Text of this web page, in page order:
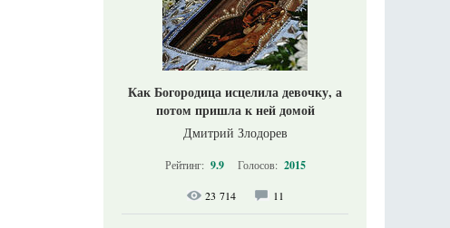
Как Богородица исцелила девочку, а
потом пришла к ней домой
Дмитрий Злодорев
Рейтинг: 9.9 Голосов: 2015
23 714 11